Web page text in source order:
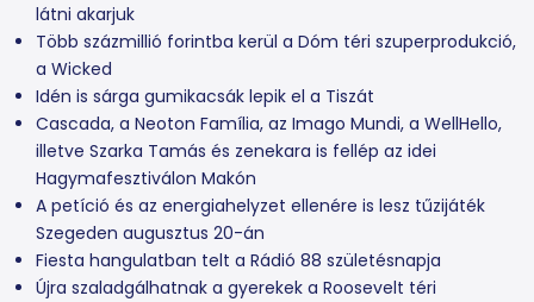
látni akarjuk
Több százmillió forintba kerül a Dóm téri szuperprodukció,
a Wicked
Idén is sárga gumikacsák lepik el a Tiszát
Cascada, a Neoton Família, az Imago Mundi, a WellHello,
illetve Szarka Tamás és zenekara is fellép az idei
Hagymafesztiválon Makón
A petíció és az energiahelyzet ellenére is lesz tűzijáték
Szegeden augusztus 20-án
Fiesta hangulatban telt a Rádió 88 születésnapja
Újra szaladgálhatnak a gyerekek a Roosevelt téri